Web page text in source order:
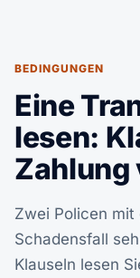
BEDINGUNGEN
Eine
lesen:
Zahlung
Zwei Policen mit
Schadensfall
Klauseln lesen